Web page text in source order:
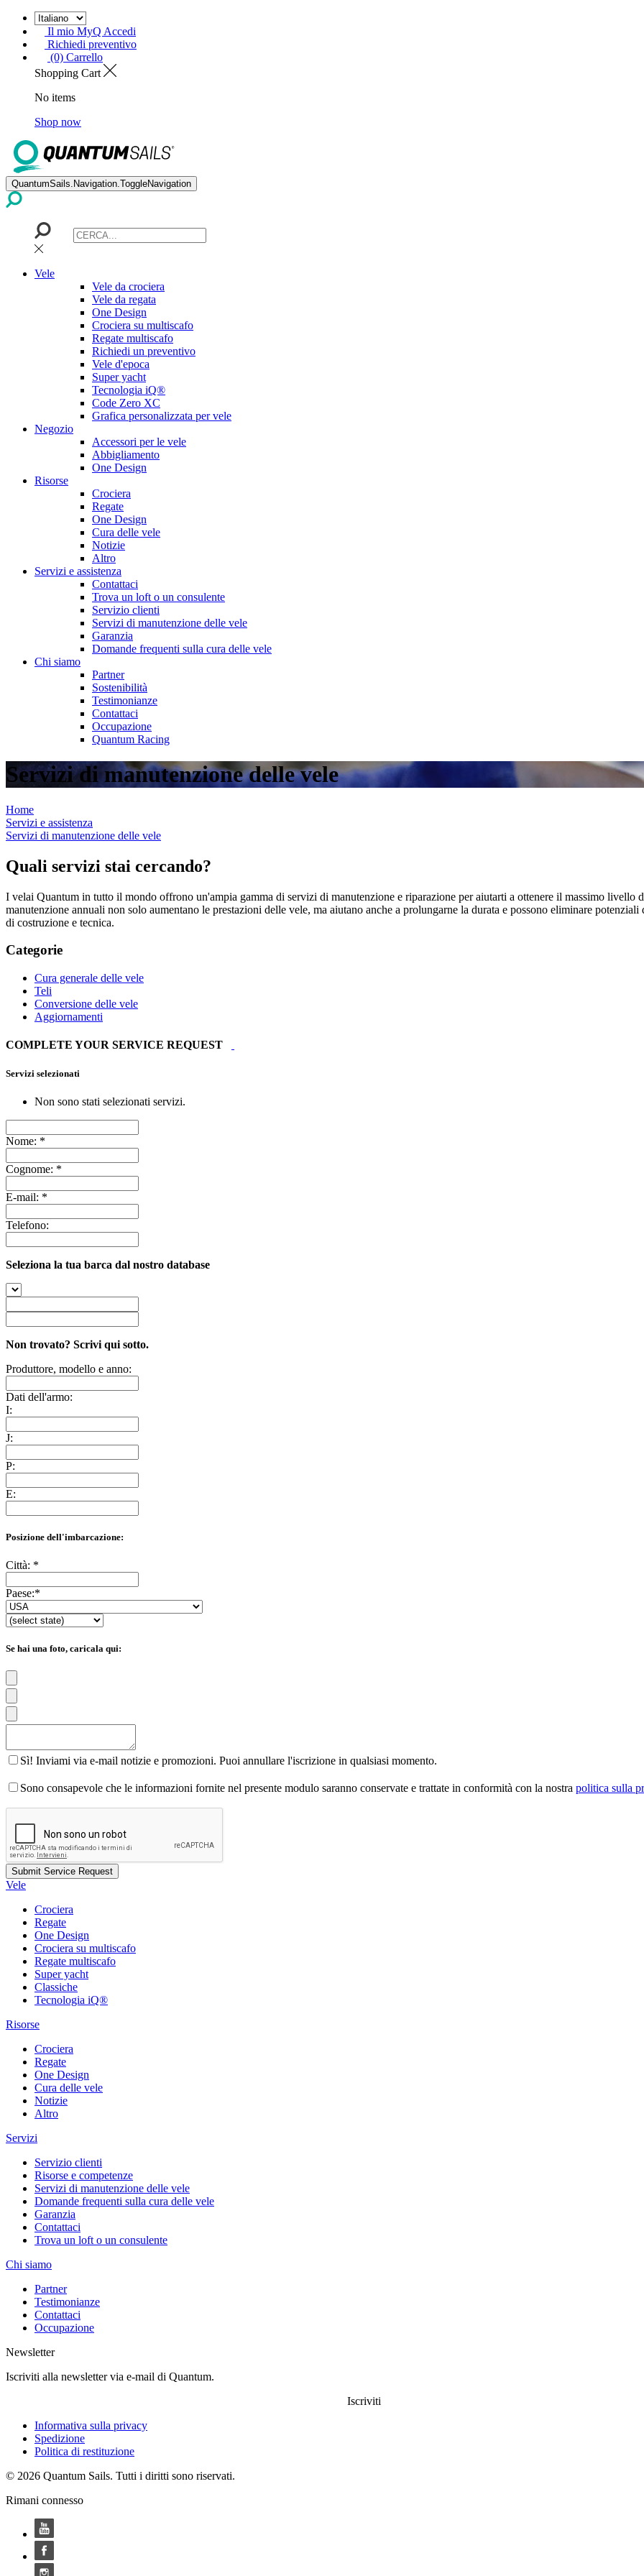
Il mio MyQ Accedi
Richiedi preventivo
(0) Carrello
Shopping Cart
No items
Shop now
QuantumSails.Navigation.ToggleNavigation
Vele
Vele da crociera
Vele da regata
One Design
Crociera su multiscafo
Regate multiscafo
Richiedi un preventivo
Vele d'epoca
Super yacht
Tecnologia iQ®
Code Zero XC
Grafica personalizzata per vele
Negozio
Accessori per le vele
Abbigliamento
One Design
Risorse
Crociera
Regate
One Design
Cura delle vele
Notizie
Altro
Servizi e assistenza
Contattaci
Trova un loft o un consulente
Servizio clienti
Servizi di manutenzione delle vele
Garanzia
Domande frequenti sulla cura delle vele
Chi siamo
Partner
Sostenibilità
Testimonianze
Contattaci
Occupazione
Quantum Racing
Servizi di manutenzione delle vele
Home
Servizi e assistenza
Servizi di manutenzione delle vele
Quali servizi stai cercando?
I velai Quantum in tutto il mondo offrono un'ampia gamma di servizi di manutenzione e riparazione per aiutarti a ottenere il massimo livello
manutenzione annuali non solo aumentano le prestazioni delle vele, ma aiutano anche a prolungarne la durata e possono eliminare
di costruzione e tecnica.
Categorie
Cura generale delle vele
Teli
Conversione delle vele
Aggiornamenti
COMPLETE YOUR SERVICE REQUEST
Servizi selezionati
Non sono stati selezionati servizi.
Nome: *
Cognome: *
E-mail: *
Telefono:
Seleziona la tua barca dal nostro database
Non trovato? Scrivi qui sotto.
Produttore, modello e anno:
Dati dell'armo:
I:
J:
P:
E:
Posizione dell'imbarcazione:
Città: *
Paese:*
Se hai una foto, caricala qui:
Sì! Inviami via e-mail notizie e promozioni. Puoi annullare l'iscrizione in qualsiasi momento.
Sono consapevole che le informazioni fornite nel presente modulo saranno conservate e trattate in conformità con la nostra politica sulla
Vele
Crociera
Regate
One Design
Crociera su multiscafo
Regate multiscafo
Super yacht
Classiche
Tecnologia iQ®
Risorse
Crociera
Regate
One Design
Cura delle vele
Notizie
Altro
Servizi
Servizio clienti
Risorse e competenze
Servizi di manutenzione delle vele
Domande frequenti sulla cura delle vele
Garanzia
Contattaci
Trova un loft o un consulente
Chi siamo
Partner
Testimonianze
Contattaci
Occupazione
Newsletter
Iscriviti alla newsletter via e-mail di Quantum.
Iscriviti
Informativa sulla privacy
Spedizione
Politica di restituzione
© 2026 Quantum Sails. Tutti i diritti sono riservati.
Rimani connesso